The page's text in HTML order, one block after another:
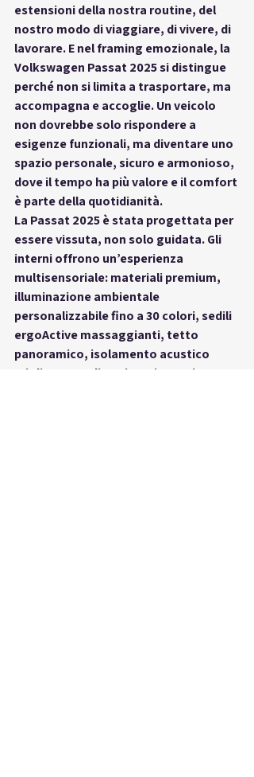
estensioni della nostra routine, del
nostro modo di viaggiare, di vivere, di
lavorare. E nel framing emozionale, la
Volkswagen Passat 2025 si distingue
perché non si limita a trasportare, ma
accompagna e accoglie. Un veicolo
non dovrebbe solo rispondere a
esigenze funzionali, ma diventare uno
spazio personale, sicuro e armonioso,
dove il tempo ha più valore e il comfort
è parte della quotidianità.
La Passat 2025 è stata progettata per
essere vissuta, non solo guidata. Gli
interni offrono un’esperienza
multisensoriale: materiali premium,
illuminazione ambientale
personalizzabile fino a 30 colori, sedili
ergoActive massaggianti, tetto
panoramico, isolamento acustico
migliorato e climatizzazione tri-zona.